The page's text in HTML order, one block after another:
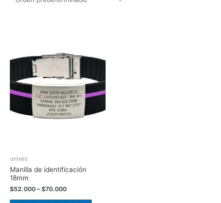
unixes
Manilla de identificación
18mm
$52.000 –$70.000